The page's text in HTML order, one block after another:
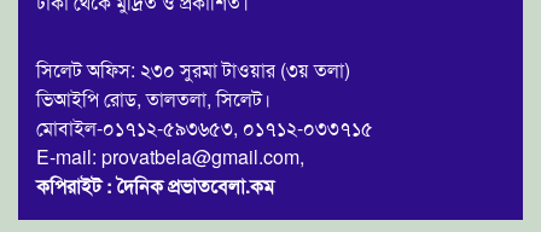
সিলেট অফিস: ২৩০ সুরমা টাওয়ার (৩য় তলা)
ভিআইপি রোড, তালতলা, সিলেট।
মোবাইল-০১৭১২-৫৯৩৬৫৩, ০১৭১২-০৩৩৭১৫
E-mail: provatbela@gmail.com,
কপিরাইট : দৈনিক প্রভাতবেলা.কম